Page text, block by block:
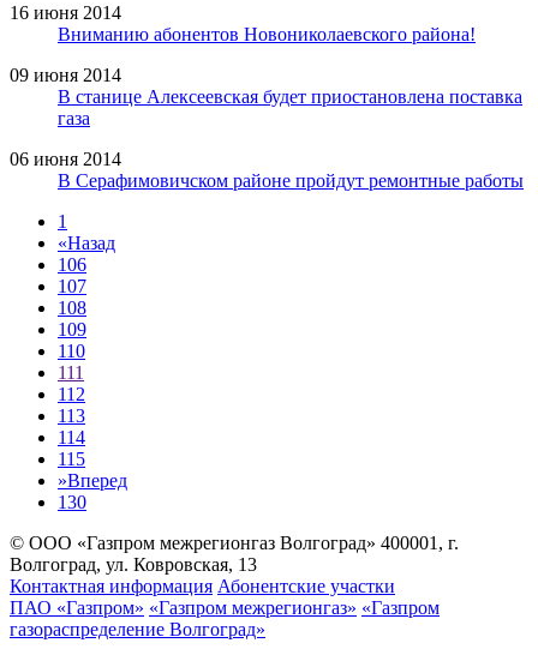
16 июня 2014
Вниманию абонентов Новониколаевского района!
09 июня 2014
В станице Алексеевская будет приостановлена поставка
газа
06 июня 2014
В Серафимовичском районе пройдут ремонтные работы
1
«Назад
106
107
108
109
110
111
112
113
114
115
»Вперед
130
© ООО «Газпром межрегионгаз Волгоград» 400001, г.
Волгоград, ул. Ковровская, 13
Контактная информация Абонентские участки
ПАО «Газпром» «Газпром межрегионгаз» «Газпром
газораспределение Волгоград»